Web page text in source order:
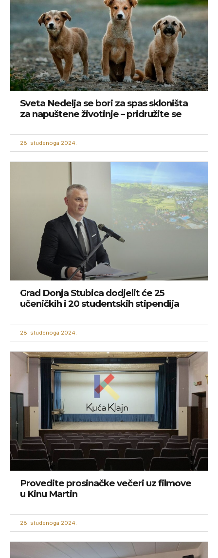
Sveta Nedelja se bori za spas skloništa
za napuštene životinje – pridružite se
28. studenoga 2024.
Grad Donja Stubica dodjelit će 25
učeničkih i 20 studentskih stipendija
28. studenoga 2024.
Provedite prosinačke večeri uz filmove
u Kinu Martin
28. studenoga 2024.